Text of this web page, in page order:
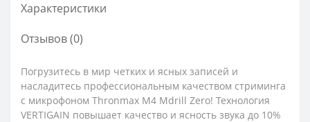
Характеристики
Отзывов (0)
Погрузитесь в мир четких и ясных записей и
насладитесь профессиональным качеством стриминга
с микрофоном Thronmax M4 Mdrill Zero! Технология
VERTIGAIN повышает качество и ясность звука до 10%